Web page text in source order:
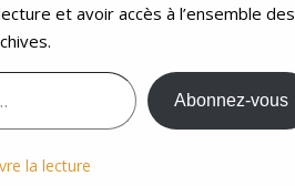
et avoir accès à l’ensemble des
Abonnez-vous
la lecture